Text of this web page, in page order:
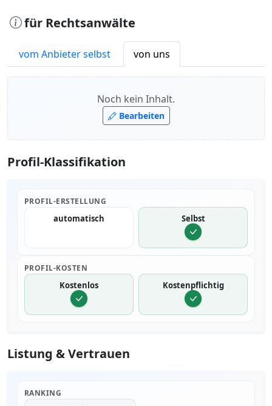
für Rechtsanwälte
vom Anbieter selbst von uns
Noch kein Inhalt.
Bearbeiten
Profil-Klassifikation
PROFIL-ERSTELLUNG
automatisch Selbst
PROFIL-KOSTEN
Kostenlos Kostenpflichtig
Listung & Vertrauen
RANKING